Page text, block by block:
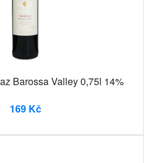
Barossa Valley 0,75l 14%
169 Kč